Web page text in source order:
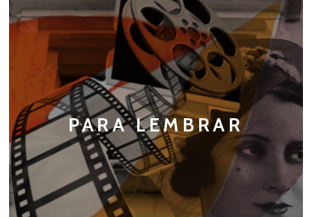
PARA LEMBRAR